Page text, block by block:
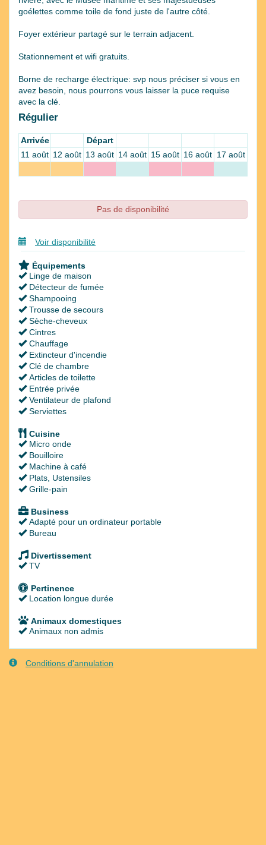
goélettes comme toile de fond juste de l'autre côté.
Foyer extérieur partagé sur le terrain adjacent.
Stationnement et wifi gratuits.
Borne de recharge électrique: svp nous préciser si vous en
avez besoin, nous pourrons vous laisser la puce requise
avec la clé.
Régulier
Arrivée
Départ
11 août 12 août 13 août 14 août 15 août 16 août 17 août
Pas de disponibilité
Voir disponibilité
Équipements
Linge de maison
Détecteur de fumée
Shampooing
Trousse de secours
Sèche-cheveux
Cintres
Chauffage
Extincteur d'incendie
Clé de chambre
Articles de toilette
Entrée privée
Ventilateur de plafond
Serviettes
Cuisine
Micro onde
Bouilloire
Machine à café
Plats, Ustensiles
Grille-pain
Business
Adapté pour un ordinateur portable
Bureau
Divertissement
TV
Pertinence
Location longue durée
Animaux domestiques
Animaux non admis
Conditions d'annulation